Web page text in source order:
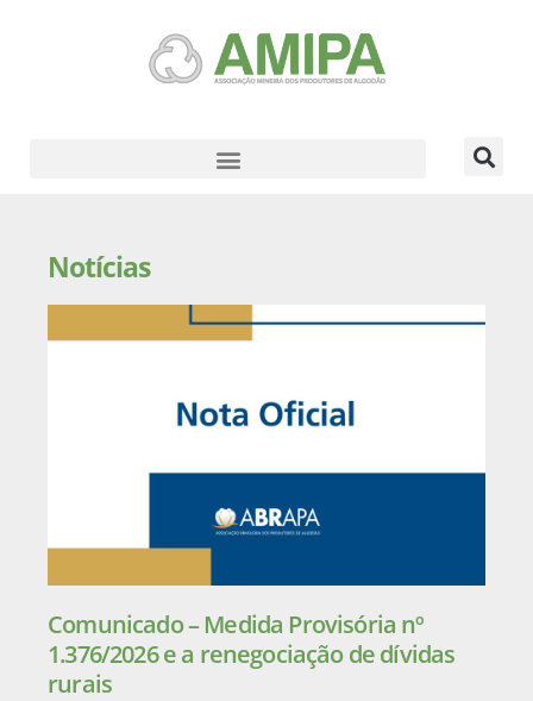
Notícias
Comunicado – Medida Provisória nº
1.376/2026 e a renegociação de dívidas
rurais